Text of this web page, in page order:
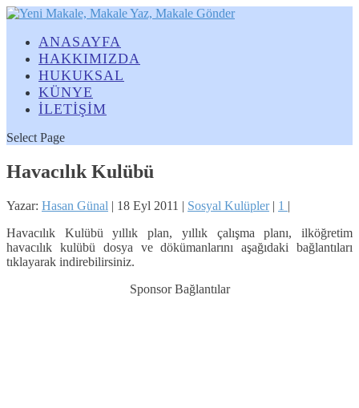
ANASAYFA
HAKKIMIZDA
HUKUKSAL
KÜNYE
İLETİŞİM
Select Page
Havacılık Kulübü
Yazar: Hasan Günal | 18 Eyl 2011 | Sosyal Kulüpler| 1 |
Havacılık Kulübü yıllık plan, yıllık çalışma planı, ilköğretim
havacılık kulübü dosya ve dökümanlarını aşağıdaki bağlantıları
tıklayarak indirebilirsiniz.
Sponsor Bağlantılar